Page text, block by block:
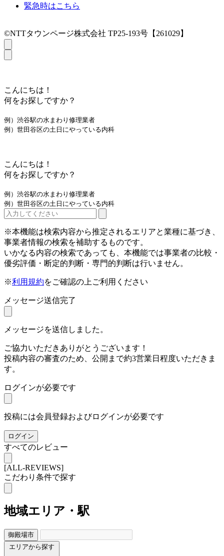
緊急時はこちら
©NTTタウンページ株式会社 TP25-193号【261029】
こんにちは！
何をお探しですか？
例）渋谷駅の水まわり修理業者
例）世田谷区の土日にやっている内科
こんにちは！
何をお探しですか？
例）渋谷駅の水まわり修理業者
例）世田谷区の土日にやっている内科
※本機能は検索内容から推定されるエリアと業種に基づき、
事業者情報の検索を補助するものです。
いかなる内容の検索であっても、本機能では事業者の比較・
優劣評価・断定的判断・専門的判断は行いません。
※利用規約をご確認の上ご利用ください
メッセージ送信完了
メッセージを送信しました。
ご協力いただきありがとうございます！
投稿内容の審査のため、公開まで約3営業日程度いただきま
す。
ログインが必要です
投稿には会員登録およびログインが必要です
ログイン
すべてのレビュー
[ALL-REVIEWS]
こだわり条件で探す
地域エリア・駅
御殿場市
エリアから探す